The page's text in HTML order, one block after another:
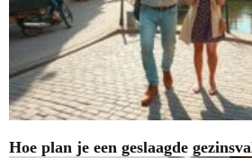
Hoe plan je een geslaagde